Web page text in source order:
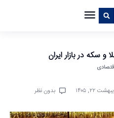
سکه در بازار ایران
۲۲, ۱۴۰۵ بدون نظر